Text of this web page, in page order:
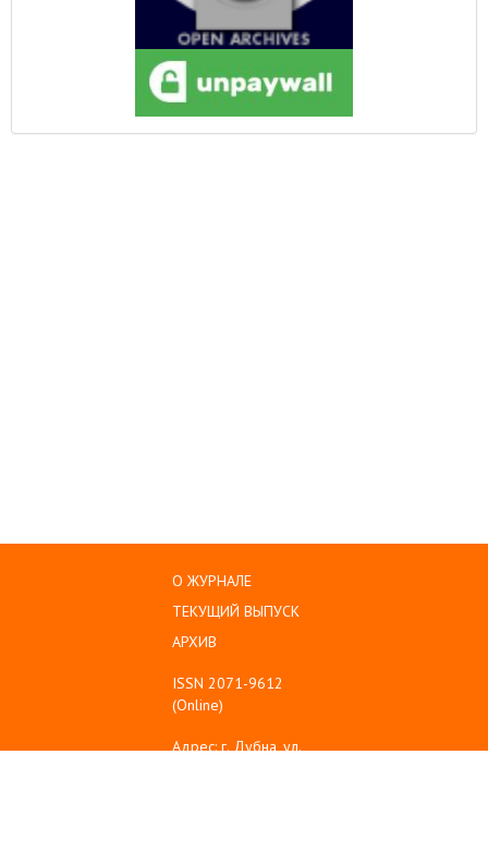
О ЖУРНАЛЕ
ТЕКУЩИЙ ВЫПУСК
АРХИВ
ISSN 2071-9612
(Online)
Адрес: г. Дубна, ул.